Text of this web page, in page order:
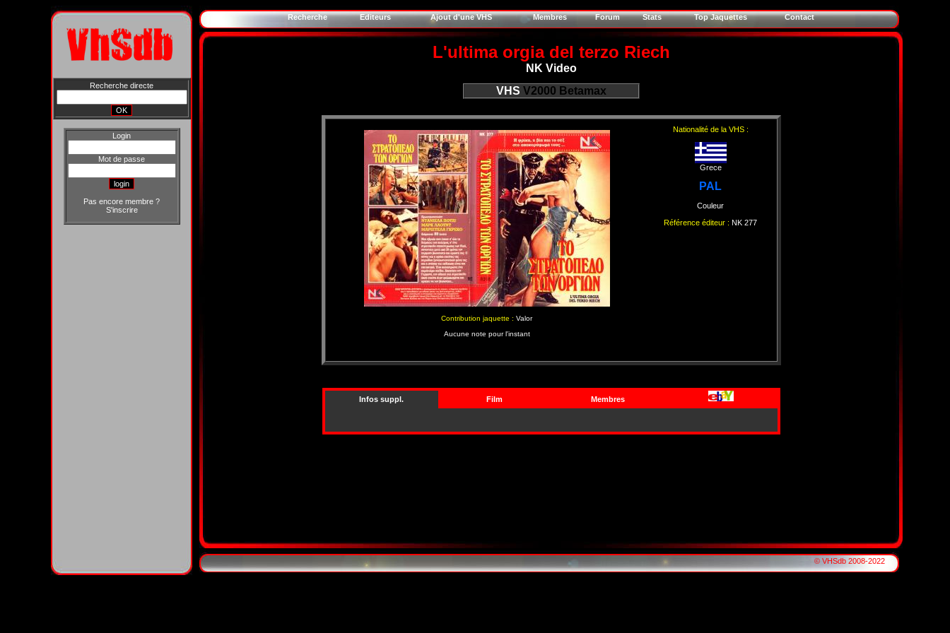
Recherche directe
Login
Mot de passe
Pas encore membre ?
S'inscrire
Recherche Editeurs Ajout d'une VHS Membres Forum Stats Top Jaquettes Contact
L'ultima orgia del terzo Riech
NK Video
VHS V2000 Betamax
Contribution jaquette : Valor
Aucune note pour l'instant
Nationalité de la VHS :
Grece
PAL
Couleur
Référence éditeur : NK 277
Infos suppl. Film Membres
© VHSdb 2008-2022